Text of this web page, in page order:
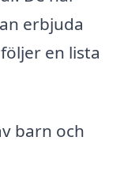
erbjuda
en lista
barn och